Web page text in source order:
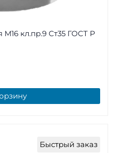
кл.пр.9 Ст35 ГОСТ Р
Быстрый заказ